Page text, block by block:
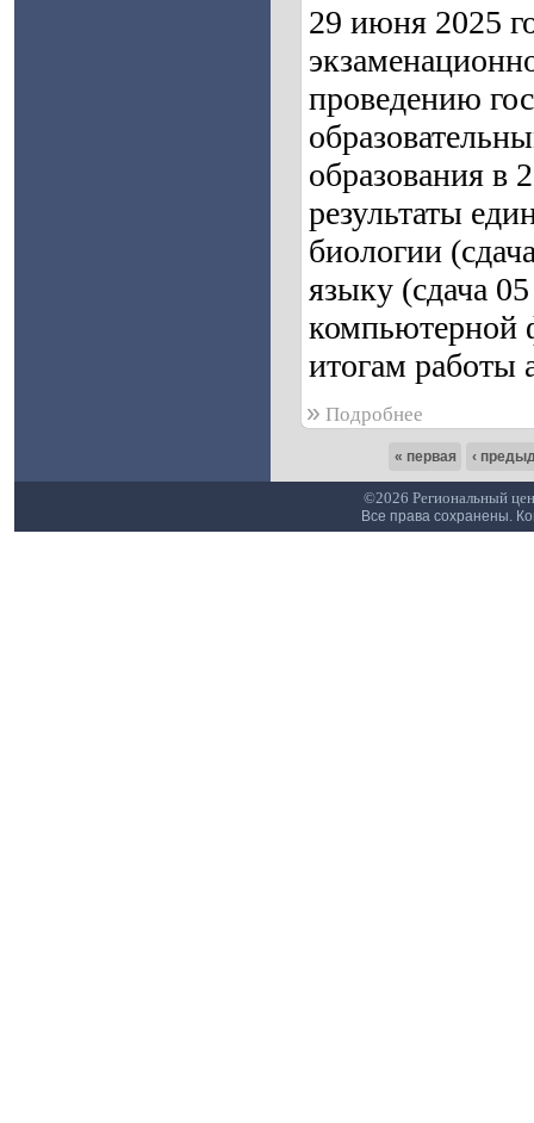
29 июня 2025
проведению
образования в
результаты
биологии
языку (сдача
компьютерной
итогам работы
»Подробнее
« первая ‹
©2026 Региональный
Все права сохранены.